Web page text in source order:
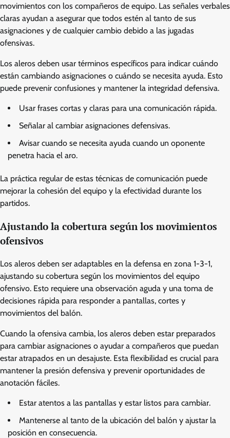
movimientos con los compañeros de equipo. Las señales verbales
claras ayudan a asegurar que todos estén al tanto de sus
asignaciones y de cualquier cambio debido a las jugadas
ofensivas.
Los aleros deben usar términos específicos para indicar cuándo
están cambiando asignaciones o cuándo se necesita ayuda. Esto
puede prevenir confusiones y mantener la integridad defensiva.
Usar frases cortas y claras para una comunicación rápida.
Señalar al cambiar asignaciones defensivas.
Avisar cuando se necesita ayuda cuando un oponente
penetra hacia el aro.
La práctica regular de estas técnicas de comunicación puede
mejorar la cohesión del equipo y la efectividad durante los
partidos.
Ajustando la cobertura según los movimientos
ofensivos
Los aleros deben ser adaptables en la defensa en zona 1-3-1,
ajustando su cobertura según los movimientos del equipo
ofensivo. Esto requiere una observación aguda y una toma de
decisiones rápida para responder a pantallas, cortes y
movimientos del balón.
Cuando la ofensiva cambia, los aleros deben estar preparados
para cambiar asignaciones o ayudar a compañeros que puedan
estar atrapados en un desajuste. Esta flexibilidad es crucial para
mantener la presión defensiva y prevenir oportunidades de
anotación fáciles.
Estar atentos a las pantallas y estar listos para cambiar.
Mantenerse al tanto de la ubicación del balón y ajustar la
posición en consecuencia.